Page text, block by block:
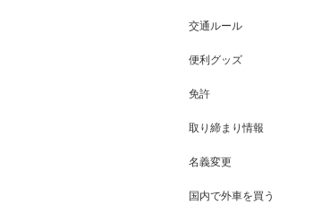
交通ルール
便利グッズ
免許
取り締まり情報
名義変更
国内で外車を買う